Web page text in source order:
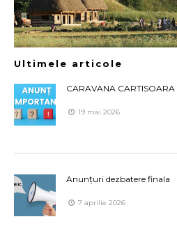
Ultimele articole
CARAVANA CARTISOARA
19 mai 2026
Anunțuri dezbatere finala
7 aprilie 2026